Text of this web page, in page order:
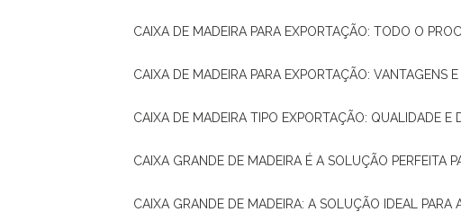
CAIXA DE MADEIRA PARA EXPORTAÇÃO: TODO O
CAIXA DE MADEIRA PARA EXPORTAÇÃO: VANTAGENS
CAIXA DE MADEIRA TIPO EXPORTAÇÃO: QUALIDADE E
CAIXA GRANDE DE MADEIRA É A SOLUÇÃO PERFEITA
CAIXA GRANDE DE MADEIRA: A SOLUÇÃO IDEAL